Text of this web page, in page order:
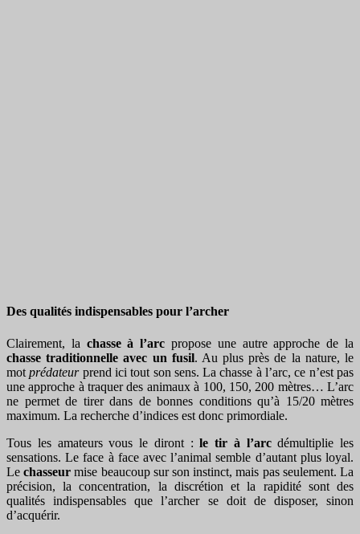
Des qualités indispensables pour l’archer
Clairement, la chasse à l’arc propose une autre approche de la
chasse traditionnelle avec un fusil. Au plus près de la nature, le
motprédateurprend ici tout son sens. La chasse à l’arc, ce n’est pas
une approche à traquer des animaux à 100, 150, 200 mètres… L’arc
ne permet de tirer dans de bonnes conditions qu’à 15/20 mètres
maximum. La recherche d’indices est donc primordiale.
Tous les amateurs vous le diront :le tir à l’arcdémultiplie les
sensations. Le face à face avec l’animal semble d’autant plus loyal.
Lechasseur mise beaucoup sur son instinct, mais pas seulement. La
précision, la concentration, la discrétion et la rapidité sont des
qualités indispensables que l’archer se doit de disposer, sinon
d’acquérir.